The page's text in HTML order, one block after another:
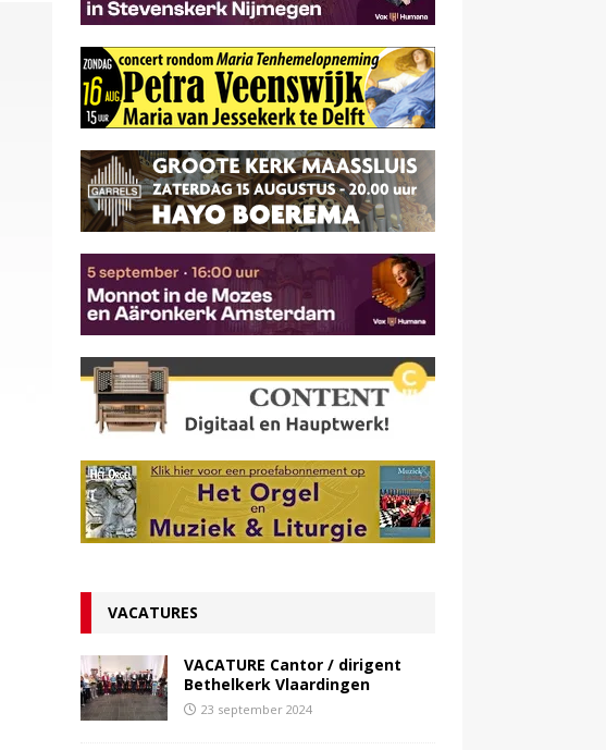
VACATURES
VACATURE Cantor / dirigent
Bethelkerk Vlaardingen
23 september 2024